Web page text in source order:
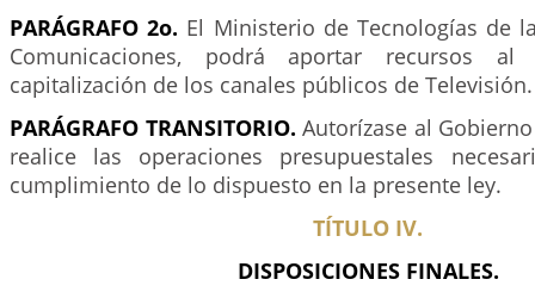
PARÁGRAFO 2o. El Ministerio de Tecnologías de
Comunicaciones, podrá aportar recursos al
capitalización de los canales públicos de Televisión.
PARÁGRAFO TRANSITORIO. Autorízase al
realice las operaciones presupuestales
cumplimiento de lo dispuesto en la presente ley.
TÍTULO IV.
DISPOSICIONES FINALES.